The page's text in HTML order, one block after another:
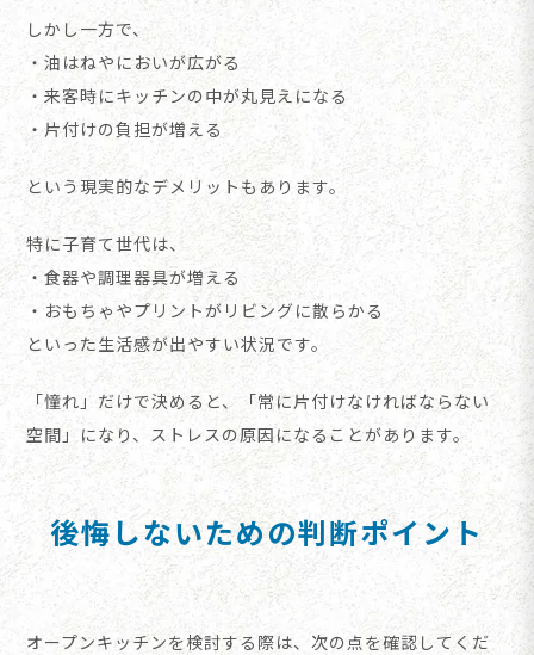
しかし一方で、
・油はねやにおいが広がる
・来客時にキッチンの中が丸見えになる
・片付けの負担が増える
という現実的なデメリットもあります。
特に子育て世代は、
・食器や調理器具が増える
・おもちゃやプリントがリビングに散らかる
といった生活感が出やすい状況です。
「憧れ」だけで決めると、「常に片付けなければならない
空間」になり、ストレスの原因になることがあります。
後悔しないための判断ポイント
オープンキッチンを検討する際は、次の点を確認してくだ